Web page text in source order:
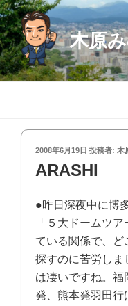
コ
ン
テ
ン
ツ
木原
投
日:
2008年6月19日 投稿者: 木
ARASHI
●昨日深夜中に博
「５大ドームツ
ている関係で、ど
探すのに苦労しま
は凄いですね。
発、熊本発羽田行